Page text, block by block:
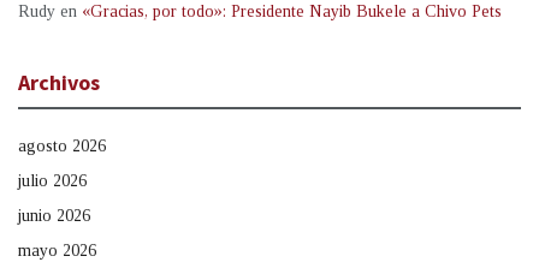
Rudy en «Gracias, por todo»: Presidente Nayib Bukele a Chivo Pets
Archivos
agosto 2026
julio 2026
junio 2026
mayo 2026